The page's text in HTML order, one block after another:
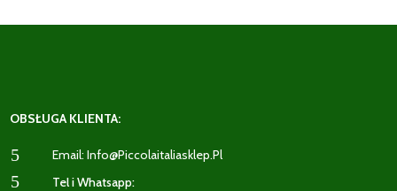
OBSŁUGA KLIENTA:
5 Email: Info@piccolaitaliasklep.pl
5
Tel i Whatsapp: